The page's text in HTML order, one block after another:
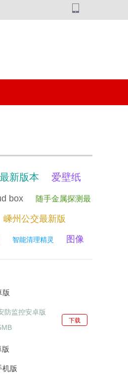
新版本
爱壁纸
box 随手金属探测最
嵊州公交最新版
智能清理精灵 图像
版
防监控安卓版
下载
版
机版